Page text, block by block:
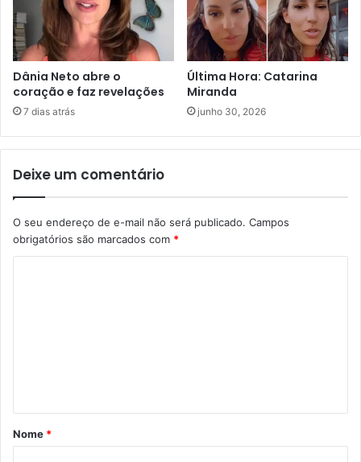
Dânia Neto abre o
coração e faz revelações
7 dias atrás
Última Hora: Catarina
Miranda
junho 30, 2026
Deixe um comentário
O seu endereço de e-mail não será publicado. Campos
obrigatórios são marcados com *
á
r
Nome *